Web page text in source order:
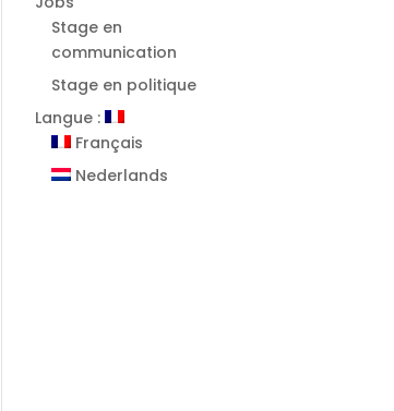
Stage en
communication
Stage en politique
Langue :
Français
Nederlands